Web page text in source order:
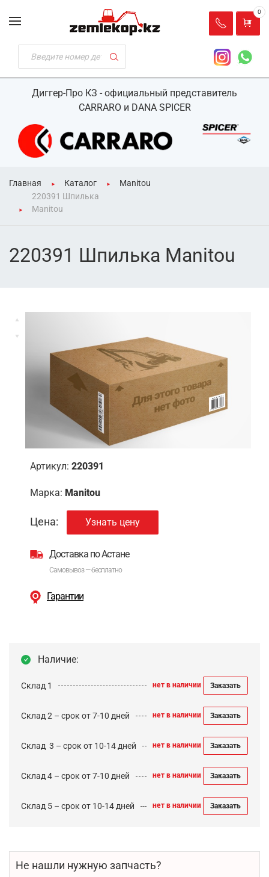
Диггер-Про КЗ - официальный представитель
CARRARO и DANA SPICER
0
Главная Каталог
Manitou
220391 Шпилька
Manitou
220391 Шпилька Manitou
Артикул: 220391
Марка: Manitou
Цена: Узнать цену
Доставка по Астане
Самовывоз — бесплатно
Гарантии
Наличие:
Склад 1 нет в наличии Заказать
Склад 2 – срок от 7-10 дней нет в наличии Заказать
Cклад 3 – срок от 10-14 дней нет в наличии Заказать
Склад 4 – срок от 7-10 дней нет в наличии Заказать
Склад 5 – срок от 10-14 дней нет в наличии Заказать
Не нашли нужную запчасть?